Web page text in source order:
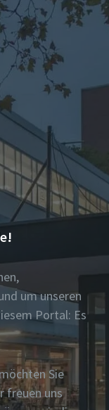
um unseren
Portal: Es
Sie
freuen uns